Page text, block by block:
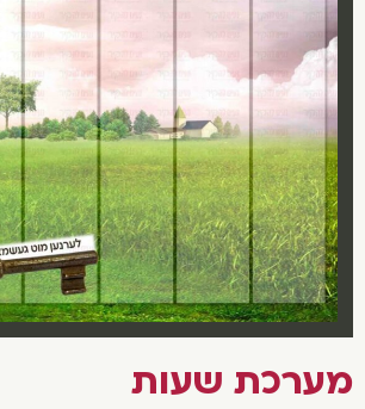
שעות